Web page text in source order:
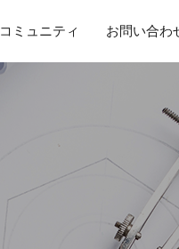
コミュニティ お問い合わ